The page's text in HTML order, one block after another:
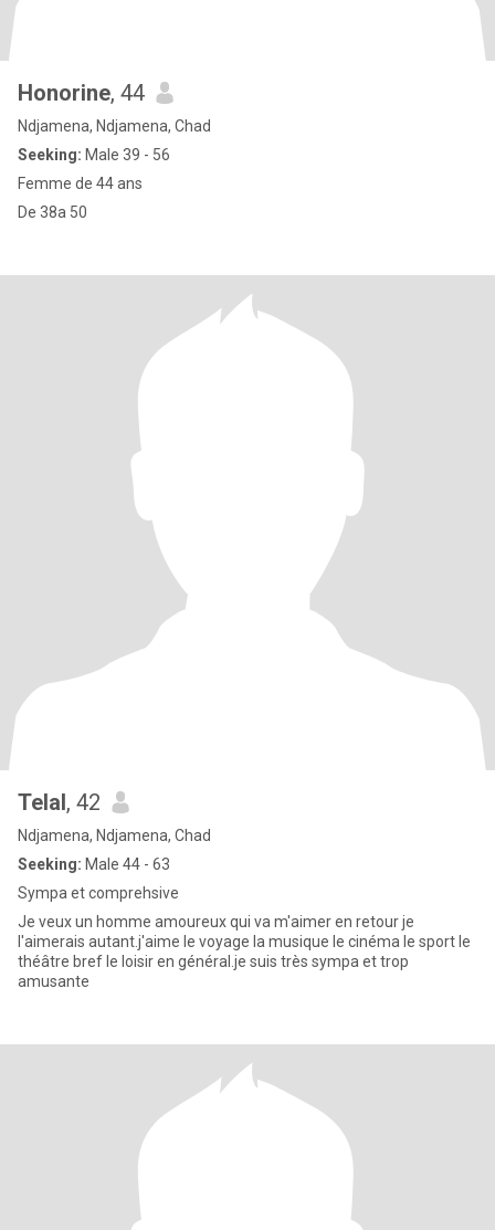
Honorine, 44
Ndjamena, Ndjamena, Chad
Seeking: Male 39 - 56
Femme de 44 ans
De 38a 50
Telal, 42
Ndjamena, Ndjamena, Chad
Seeking: Male 44 - 63
Sympa et comprehsive
Je veux un homme amoureux qui va m'aimer en retour je
l'aimerais autant.j'aime le voyage la musique le cinéma le sport le
théâtre bref le loisir en général.je suis très sympa et trop
amusante